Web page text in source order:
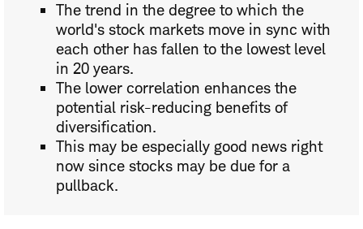
The trend in the degree to which the
world's stock markets move in sync with
each other has fallen to the lowest level
in 20 years.
The lower correlation enhances the
potential risk-reducing benefits of
diversification.
This may be especially good news right
now since stocks may be due for a
pullback.